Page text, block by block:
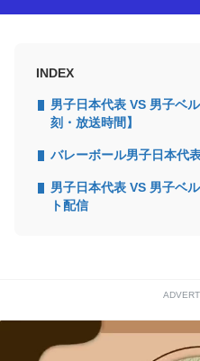
INDEX
男子日本代表 VS 男子ベ
刻・放送時間】
バレーボール男子日本代
男子日本代表 VS 男子ベ
ト配信